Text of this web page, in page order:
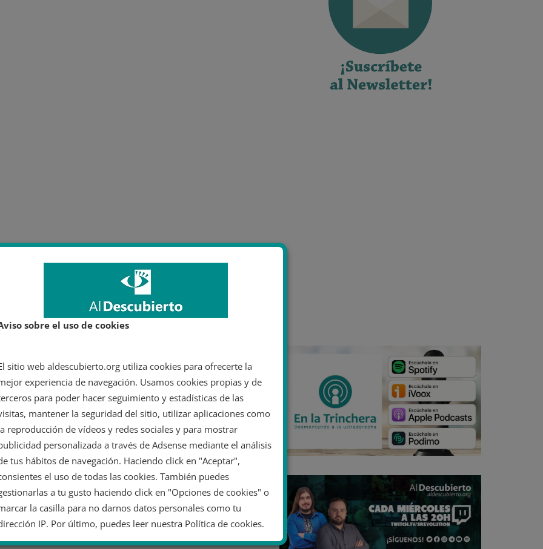
sobre el uso de cookies
sitio web aldescubierto.org utiliza cookies para ofrecerte la
experiencia de navegación. Usamos cookies propias y de
para poder hacer seguimiento y estadísticas de las
mantener la seguridad del sitio, utilizar aplicaciones como
reproducción de vídeos y redes sociales y para mostrar
personalizada a través de Adsense mediante el análisis
tus hábitos de navegación. Haciendo click en "Aceptar",
el uso de todas las cookies. También puedes
a tu gusto haciendo click en "Opciones de cookies" o
la casilla para no darnos datos personales como tu
IP. Por último, puedes leer nuestra Política de cookies.